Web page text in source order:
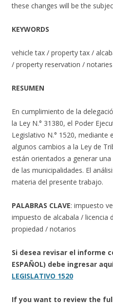
these changes will be the
KEYWORDS
vehicle tax / property tax /
/ property reservation / notaries
RESUMEN
En cumplimiento de la
la Ley N.° 31380, el Poder
Legislativo N.° 1520, mediante
algunos cambios a la Ley de
están orientados a generar
de las municipalidades. El
materia del presente trabajo.
PALABRAS CLAVE: impuesto
impuesto de alcabala / licencia
propiedad / notarios
Si desea revisar el informe
ESPAÑOL) debe ingresar
LEGISLATIVO 1520
If you want to review the full